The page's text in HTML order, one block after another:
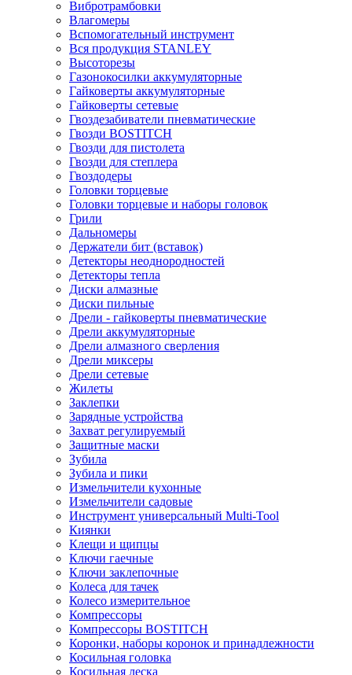
Вибротрамбовки
Влагомеры
Вспомогательный инструмент
Вся продукция STANLEY
Высоторезы
Газонокосилки аккумуляторные
Гайковерты аккумуляторные
Гайковерты сетевые
Гвоздезабиватели пневматические
Гвозди BOSTITCH
Гвозди для пистолета
Гвозди для степлера
Гвоздодеры
Головки торцевые
Головки торцевые и наборы головок
Грили
Дальномеры
Держатели бит (вставок)
Детекторы неоднородностей
Детекторы тепла
Диски алмазные
Диски пильные
Дрели - гайковерты пневматические
Дрели аккумуляторные
Дрели алмазного сверления
Дрели миксеры
Дрели сетевые
Жилеты
Заклепки
Зарядные устройства
Захват регулируемый
Защитные маски
Зубила
Зубила и пики
Измельчители кухонные
Измельчители садовые
Инструмент универсальный Multi-Tool
Киянки
Клещи и щипцы
Ключи гаечные
Ключи заклепочные
Колеса для тачек
Колесо измерительное
Компрессоры
Компрессоры BOSTITCH
Коронки, наборы коронок и принадлежности
Косильная головка
Косильная леска